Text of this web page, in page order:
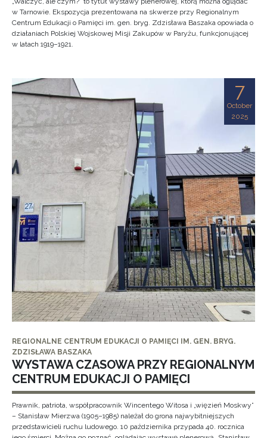
w Tarnowie. Ekspozycja prezentowana na skwerze przy Regionalnym
Centrum Edukacji o Pamięci im. gen. bryg. Zdzisława Baszaka opowiada o
działaniach Polskiej Wojskowej Misji Zakupów w Paryżu, funkcjonującej
w latach 1919–1921.
7
October
2025
REGIONALNE CENTRUM EDUKACJI O PAMIĘCI IM. GEN. BRYG.
ZDZISŁAWA BASZAKA
WYSTAWA CZASOWA PRZY REGIONALNYM
CENTRUM EDUKACJI O PAMIĘCI
Prawnik, patriota, współpracownik Wincentego Witosa i „więzień Moskwy”
– Stanisław Mierzwa (1905–1985) należał do grona najwybitniejszych
przedstawicieli ruchu ludowego. 10 października przypada 40. rocznica